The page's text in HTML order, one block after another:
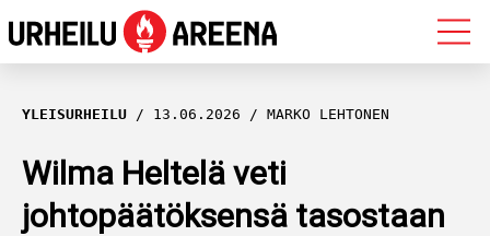
OLYMPIALAISET
MAASTOHIIHTO
AMPUMAHIIHTO
YLEISURHEILU 13.06.2026 MARKO LEHTONEN
Wilma Heltelä veti
johtopäätöksensä tasostaan